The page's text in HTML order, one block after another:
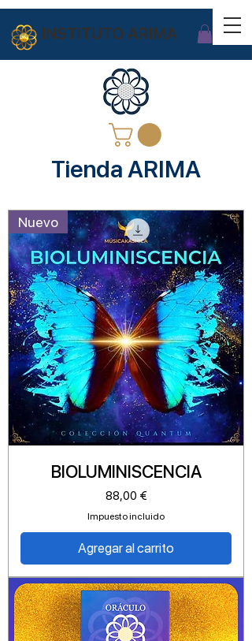
INSTITUTO ARIMA
Tienda ARIMA
Nuevo
BIOLUMINISCENCIA
Precio
88,00 €
Impuesto incluido
Agregar al carrito